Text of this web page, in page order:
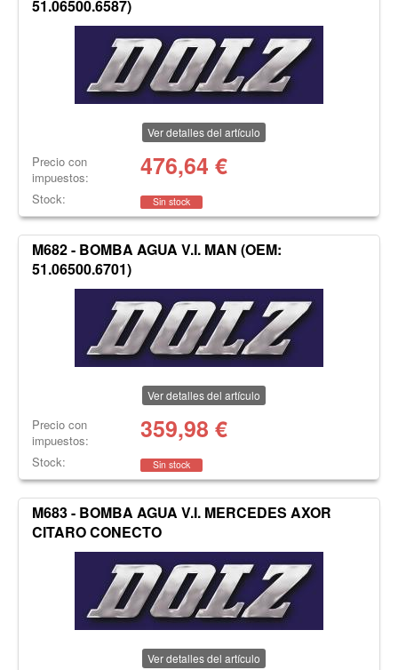
51.06500.6587)
Ver detalles del artículo
Precio con
impuestos:
476,64 €
Stock: Sin stock
M682 - BOMBA AGUA V.I. MAN (OEM:
51.06500.6701)
Ver detalles del artículo
Precio con
impuestos:
359,98 €
Stock: Sin stock
M683 - BOMBA AGUA V.I. MERCEDES AXOR
CITARO CONECTO
Ver detalles del artículo